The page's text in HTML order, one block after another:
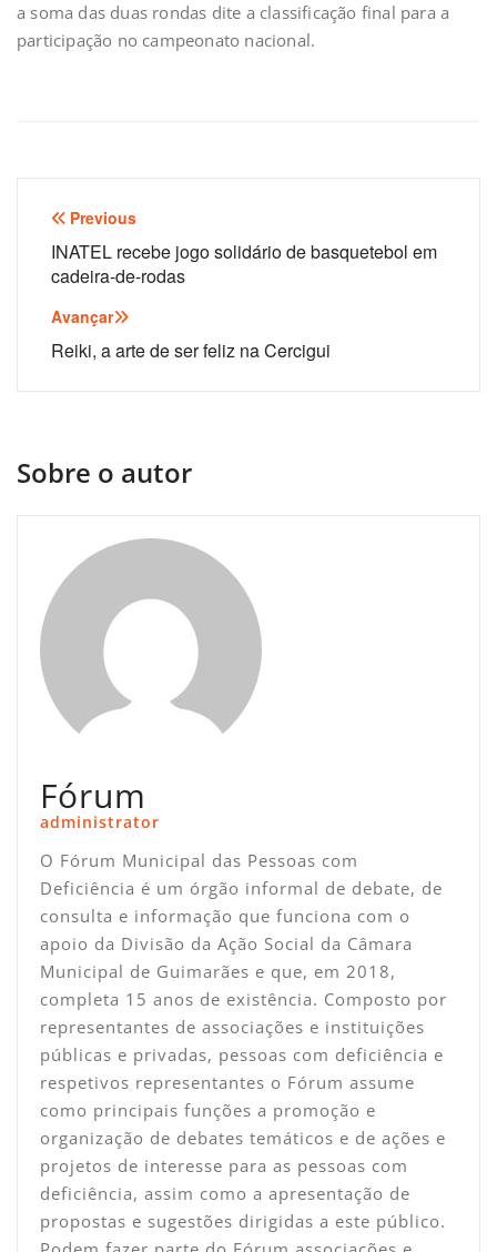
a soma das duas rondas dite a classificação final para a
participação no campeonato nacional.
Navegação
de
artigos
Previous
INATEL recebe jogo solidário de basquetebol em
cadeira-de-rodas
Avançar
Reiki, a arte de ser feliz na Cercigui
Sobre o autor
Fórum
administrator
O Fórum Municipal das Pessoas com
Deficiência é um órgão informal de debate, de
consulta e informação que funciona com o
apoio da Divisão da Ação Social da Câmara
Municipal de Guimarães e que, em 2018,
completa 15 anos de existência. Composto por
representantes de associações e instituições
públicas e privadas, pessoas com deficiência e
respetivos representantes o Fórum assume
como principais funções a promoção e
organização de debates temáticos e de ações e
projetos de interesse para as pessoas com
deficiência, assim como a apresentação de
propostas e sugestões dirigidas a este público.